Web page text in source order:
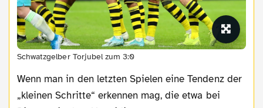
Schwatzgelber Torjubel zum 3:0
Wenn man in den letzten Spielen eine Tendenz der
„kleinen Schritte“ erkennen mag, die etwa bei